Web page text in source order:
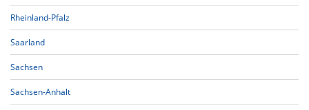
Rheinland-Pfalz
Saarland
Sachsen
Sachsen-Anhalt